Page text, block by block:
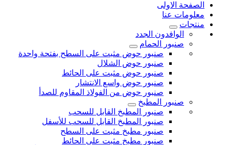
الصفحة الاولى
معلومات عنا
منتجات
الوافدون الجدد
صنبور الحمام
صنبور حوض مثبت على السطح بفتحة واحدة
صنبور حوض الشلال
صنبور حوض مثبت على الحائط
صنبور حوض واسع الانتشار
صنبور حوض من الفولاذ المقاوم للصدأ
صنبور المطبخ
صنبور المطبخ القابل للسحب
صنبور المطبخ القابل للسحب للأسفل
صنبور مطبخ مثبت على السطح
صنبور مطبخ مثبت على الحائط